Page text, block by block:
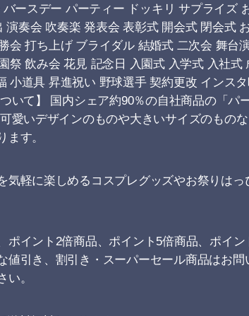
バースデー パーティー ドッキリ サプライズ
演奏会 吹奏楽 発表会 表彰式 開会式 閉会式
会 打ち上げ ブライダル 結婚式 二次会 舞台
祭 飲み会 花見 記念日 入園式 入学式 入社式
小道具 昇進祝い 野球選手 契約更改 インス
いて】 国内シェア約90％の自社商品の「パ
愛いデザインのものや大きいサイズのもの
ます。
気軽に楽しめるコスプレグッズやお祭りは
ポイント2倍商品、ポイント5倍商品、ポイ
値引き、割引き・スーパーセール商品はお
。